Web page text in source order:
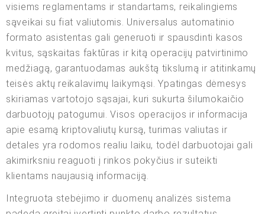
visiems reglamentams ir standartams, reikalingiems
sąveikai su fiat valiutomis. Universalus automatinio
formato asistentas gali generuoti ir spausdinti kasos
kvitus, sąskaitas faktūras ir kitą operacijų patvirtinimo
medžiagą, garantuodamas aukštą tikslumą ir atitinkamų
teisės aktų reikalavimų laikymąsi. Ypatingas dėmesys
skiriamas vartotojo sąsajai, kuri sukurta šilumokaičio
darbuotojų patogumui. Visos operacijos ir informacija
apie esamą kriptovaliutų kursą, turimas valiutas ir
detales yra rodomos realiu laiku, todėl darbuotojai gali
akimirksniu reaguoti į rinkos pokyčius ir suteikti
klientams naujausią informaciją.
Integruota stebėjimo ir duomenų analizės sistema